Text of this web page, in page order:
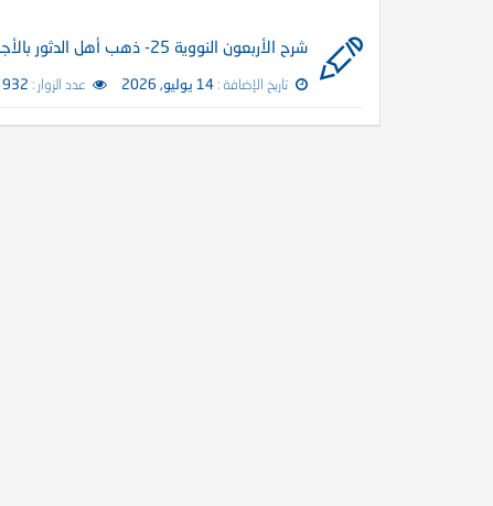
شرح الأربعون النووية 25- ذهب أهل الدثور بالأجور
تاريخ الإضافة :14 يوليو, 2026 عدد الزوار : 932 زائر